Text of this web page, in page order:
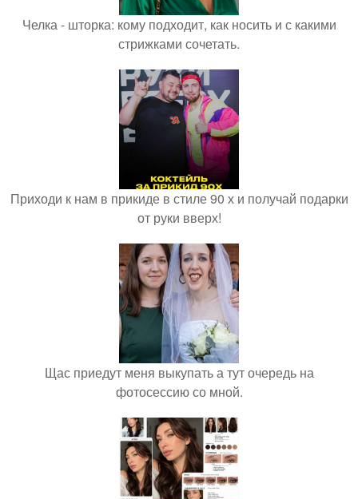
Челка - шторка: кому подходит, как носить и с какими
стрижками сочетать.
Приходи к нам в прикиде в стиле 90 х и получай подарки
от руки вверх!
Щас приедут меня выкупать а тут очередь на
фотосессию со мной.